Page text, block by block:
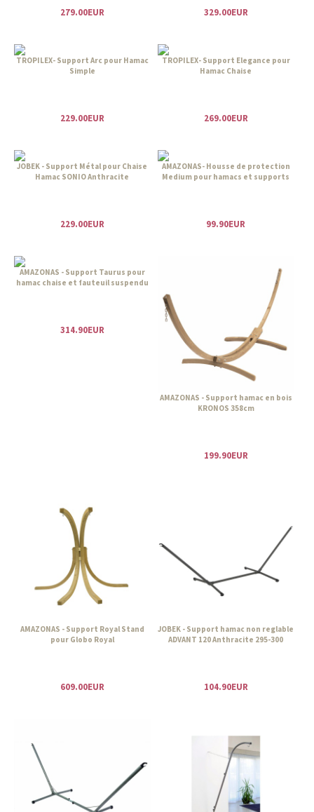
279.00EUR 329.00EUR
TROPILEX- Support Arc pour Hamac
Simple
229.00EUR
TROPILEX- Support Elegance pour
Hamac Chaise
269.00EUR
JOBEK - Support Métal pour Chaise
Hamac SONIO Anthracite
229.00EUR
AMAZONAS- Housse de protection
Medium pour hamacs et supports
99.90EUR
AMAZONAS - Support Taurus pour
hamac chaise et fauteuil suspendu
314.90EUR
AMAZONAS - Support hamac en bois
KRONOS 358cm
199.90EUR
AMAZONAS - Support Royal Stand
pour Globo Royal
609.00EUR
JOBEK - Support hamac non reglable
ADVANT 120 Anthracite 295-300
104.90EUR